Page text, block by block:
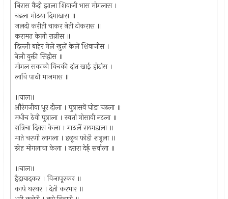
निरास कैदी झाला शिवाजी भास मोगलास ।
चढला मोठया दिमाखास ॥
जलदी करीती चाकर नेती टोकरास ॥
करामत केली रात्नीस ॥
दिल्ली बाहेर गेले खुलें केलें शिवाजीस ।
नेली युक्ती सिद्वीस ॥
मोगल सकाळी विचकी दांत खाई होटांस ।
लावि पाठी माजमास ॥
॥चाल॥
औरंगजीवा धूर दीला । पुत्रासवें घोडा चढला ॥
मधीच ठेवी पुत्राला । स्वतां गोसावी नटला ॥
रात्रिचा दिवस केला । गाठलें रायगडाला ॥
माते चरणी लागला । हळूच फोडी शत्रूला ॥
स्नेह मोगलाचा केला । दरारा देई सर्वांला ॥
॥चाल॥
हैद्राबादकर । विजापूरकर ॥
कापे थरथर । देती करभार ॥